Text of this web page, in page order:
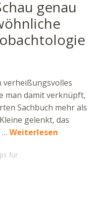
genau
verheißungsvolles
man damit verknüpft,
Sachbuch mehr als
gelenkt, das
… Weiterlesen
für